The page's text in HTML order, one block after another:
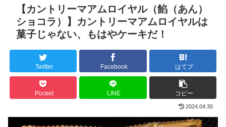
【カントリーマアムロイヤル（餡（あん）
ショコラ）】カントリーマアムロイヤルは
菓子じゃない、もはやケーキだ！
Twitter Facebook はてブ
Pocket LINE コピー
2024.04.30